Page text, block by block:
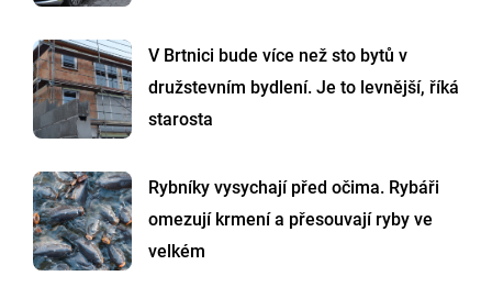
V Brtnici bude více než sto bytů v
družstevním bydlení. Je to levnější, říká
starosta
Rybníky vysychají před očima. Rybáři
omezují krmení a přesouvají ryby ve
velkém